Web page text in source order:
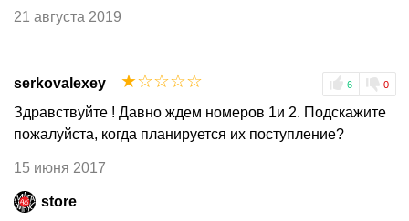
21 августа 2019
serkovalexey 6 0
☆
☆
☆
☆
☆
Здравствуйте ! Давно ждем номеров 1и 2. Подскажите
пожалуйста, когда планируется их поступление?
15 июня 2017
store